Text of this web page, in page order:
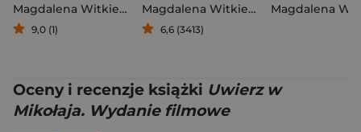
Magdalena Witkiewicz
9,0 (1)
Magdalena Witkiewicz
,Stefan Darda
6,6 (3413)
Oceny i recenzje książki Uwierz w
Mikołaja. Wydanie filmowe